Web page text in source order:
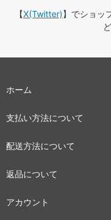
【X(Twitter)】でショッ
ホーム
支払い方法について
配送方法について
返品について
アカウント